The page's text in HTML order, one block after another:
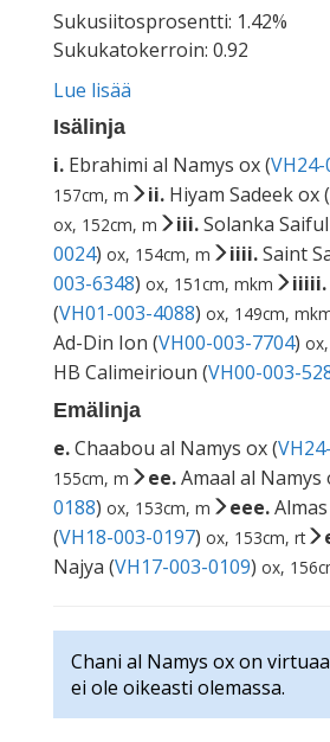
Sukusiitosprosentti: 1.42%
Sukukatokerroin: 0.92
Lue lisää
Isälinja
i. Ebrahimi al Namys ox (
157cm, m
ii. Hiyam Sadeek ox (
ox, 152cm, m iii.Solanka
0024) ox, 154cm, m iiii.Saint
003-6348) ox, 151cm, mkm iiiii.
(VH01-003-4088) ox, 149cm,
Ad-Din Ion (VH00-003-7704)
HB Calimeirioun (VH00-003-
Emälinja
e.Chaabou al Namys ox (
155cm, m
ee.Amaal al Namys
0188) ox, 153cm, m eee.
(VH18-003-0197) ox, 153cm, rt
Najya (VH17-003-0109) ox,
Chani al Namys ox on
ei ole oikeasti olemassa.